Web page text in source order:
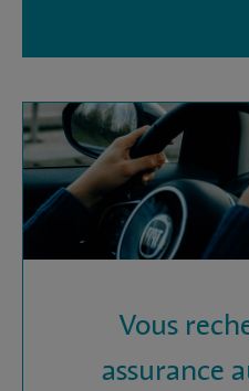
Vous
assurance